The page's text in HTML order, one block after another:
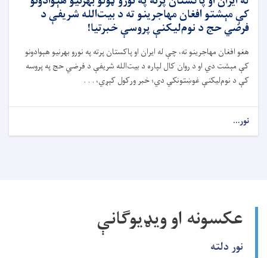
کې مېشتو افغان مهاجرینو ته د بیت‌الله شریفې د
فرضي حج د نوم‌لیکنې پروسې خبرتیا!
هغو افغان مهاجرینو ته، چې له ایران او پاکستان پرته په نورو بهرنیو هېوادونو
کې مېشت دي او د روان کال لپاره د بیت‌الله شریفې د فرضي حج په پروسه
کې د نوم‌لیکنې غوښتونکي دي؛ خبر ورکول کېږي، . . .
نور...
عکسونه او ویډیوګانې
نور دلته